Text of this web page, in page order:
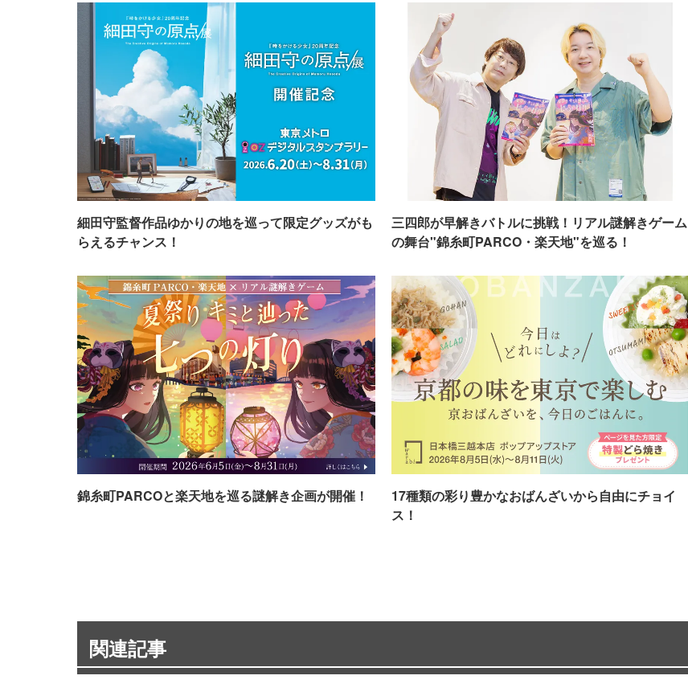
細田守監督作品ゆかりの地を巡って限定グッズがも
らえるチャンス！
三四郎が早解きバトルに挑戦！リアル謎解きゲーム
の舞台"錦糸町PARCO・楽天地"を巡る！
錦糸町PARCOと楽天地を巡る謎解き企画が開催！
17種類の彩り豊かなおばんざいから自由にチョイ
ス！
関連記事